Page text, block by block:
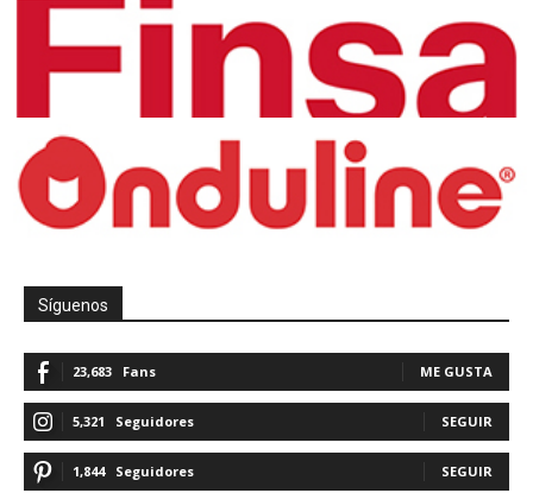
Síguenos
23,683 Fans ME GUSTA
5,321 Seguidores SEGUIR
1,844 Seguidores SEGUIR